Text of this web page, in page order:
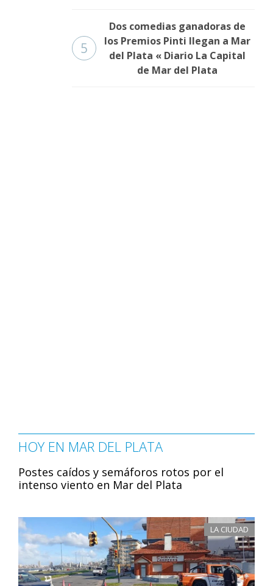
5
Dos comedias ganadoras de
los Premios Pinti llegan a Mar
del Plata « Diario La Capital
de Mar del Plata
HOY EN MAR DEL PLATA
Postes caídos y semáforos rotos por el
intenso viento en Mar del Plata
LA CIUDAD